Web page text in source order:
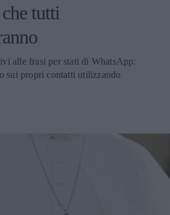
tutti
alle frasi per stati di WhatsApp:
sui propri contatti utilizzando